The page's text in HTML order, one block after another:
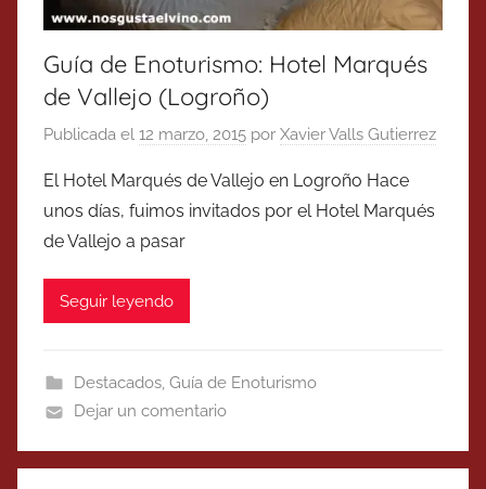
Guía de Enoturismo: Hotel Marqués
de Vallejo (Logroño)
Publicada el 12 marzo, 2015 por Xavier Valls Gutierrez
El Hotel Marqués de Vallejo en Logroño Hace
unos días, fuimos invitados por el Hotel Marqués
de Vallejo a pasar
Seguir leyendo
Destacados, Guía de Enoturismo
Dejar un comentario